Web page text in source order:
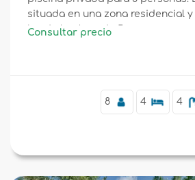
situada en una zona residencial
km de la playa de Berawa.
Consultar precio
8 4 4